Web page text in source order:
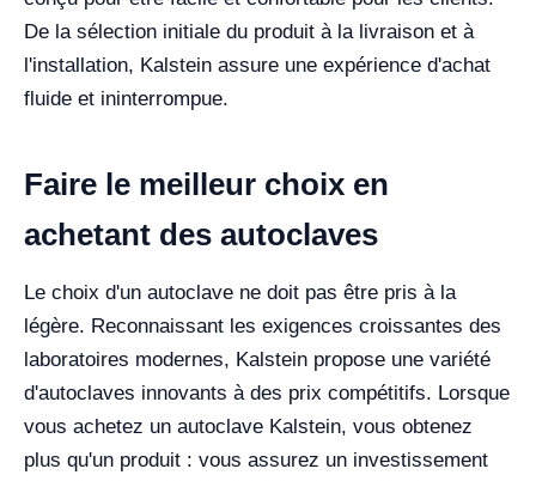
De la sélection initiale du produit à la livraison et à
l'installation, Kalstein assure une expérience d'achat
fluide et ininterrompue.
Faire le meilleur choix en
achetant des autoclaves
Le choix d'un autoclave ne doit pas être pris à la
légère. Reconnaissant les exigences croissantes des
laboratoires modernes, Kalstein propose une variété
d'autoclaves innovants à des prix compétitifs. Lorsque
vous achetez un autoclave Kalstein, vous obtenez
plus qu'un produit : vous assurez un investissement